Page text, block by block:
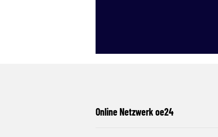
Online Netzwerk oe24